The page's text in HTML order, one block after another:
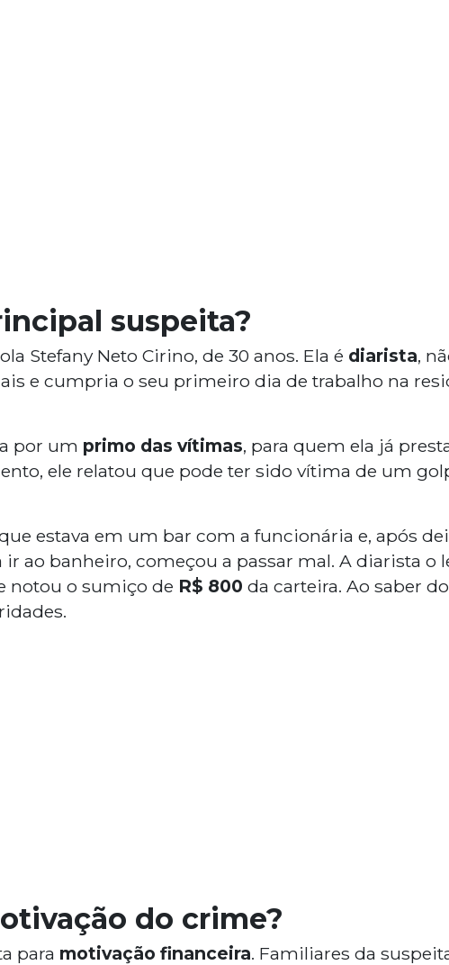
suspeita?
Stefany Neto Cirino, de 30 anos. Ela é diarista,
e cumpria o seu primeiro dia de trabalho na
por um primo das vítimas, para quem ela já
ele relatou que pode ter sido vítima de um
estava em um bar com a funcionária e, após
ao banheiro, começou a passar mal. A diarista o
notou o sumiço de R$ 800 da carteira. Ao saber
do crime?
para motivação financeira. Familiares da